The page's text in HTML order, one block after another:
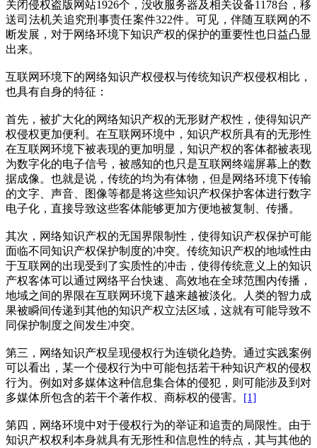
关闭侵权盗版网站1926个，没收服务器及相关设备1178台，移
送司法机关追究刑事责任案件322件。可见，伴随互联网的不
断发展，对于网络环境下知识产权的保护的重要性也日益凸显
出来。
互联网环境下的网络知识产权侵权与传统知识产权侵权相比，
也具有自身的特征：
首先，被扩大化的网络知识产权的无形财产权性，使得知识产
权侵权更加便利。在互联网环境中，知识产权所具有的无形性
在互联网环境下被表现的更加明显，知识产权的客体都被表现
为数字化的电子信号，被感知的也只是互联网终端屏幕上的数
据成像。也就是说，传统的均为有体物，但是网络环境下传输
的文字、声音、图像等都是将这些知识产权保护客体进行数字
电子化，直接导致这些客体能够更加方便地被复制、传播。
其次，网络知识产权的无国界限制性，使得知识产权保护可能
面临不同知识产权保护制度的冲突。传统知识产权的地域性由
于互联网的出现受到了实质性的冲击，使得传统意义上的知识
产权客体可以通过网络平台快速、高效地在全球范围内传播，
地域之间的界限在互联网环境下越来越被淡化。人类的智力成
果被瞬间传递到其他的知识产权立法区域，这就有可能导致不
同保护制度之间发生冲突。
第三，网络知识产权呈现侵权行为连锁化趋势。通过实践案例
可以看出，某一个侵权行为中可能包括若干种知识产权的侵权
行为。例如对多媒体这种信息集合体的侵犯，则可能涉及到对
多媒体所包含的若干个著作权、商标权的侵害。 [1]
第四，网络环境中对于侵权行为的举证和追责的局限性。由于
知识产权权利本身就具有无形性和信息性的特点，其与其他的